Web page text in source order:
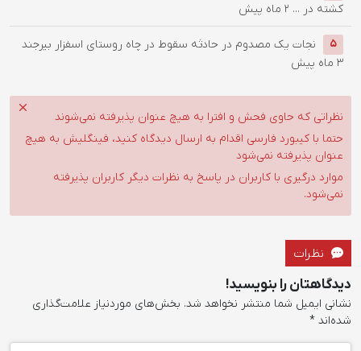
کشته در ... 2 ماه پیش
5
نجات یک مصدوم در حادثه سقوط در چاه روستای اسفزار بیرجند
3 ماه پیش
نظراتی که حاوی فحش و افترا به هیچ عنوان پذیرفته نمی‌شوند
حتما با کیبورد فارسی اقدام به ارسال دیدگاه کنید، فینگلیش به هیچ
عنوان پذیرفته نمی‌شود
موارد درگیری با کاربران در پاسخ به نظرات دیگر کاربران پذیرفته
نمی‌شود.
نظرات
دیدگاهتان را بنویسید!
نشانی ایمیل شما منتشر نخواهد شد. بخش‌های موردنیاز علامت‌گذاری
شده‌اند *